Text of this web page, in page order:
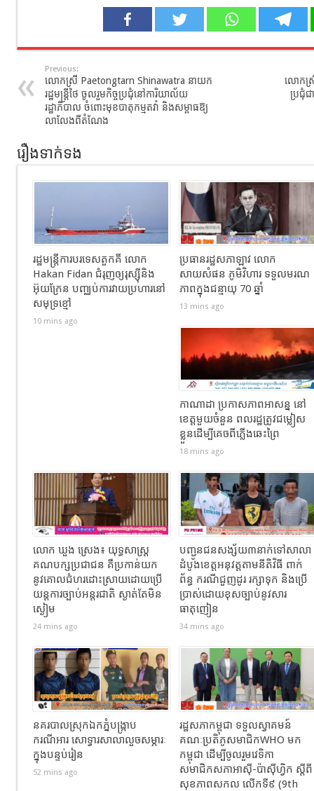
Previous:
លោកស្រី Paetongtarn Shinawatra នាយក
រដ្ឋមន្ត្រីថៃ ចូលរួមកិច្ចប្រជុំនៅការិយាល័យ
រដ្ឋាភិបាល ចំពោះមុខបាតុកម្មតវ៉ា និងសម្ពាធឱ្យ
លាលែងពីតំណែង
លោកស្
ប្រជុំជ
រឿងទាក់ទង
រដ្ឋមន្រ្តីការបរទេសតួកគី លោក
Hakan Fidan ជំរុញឲ្យរុស្ស៊ីនិង
អ៊ុយក្រែន បញ្ឈប់ការវាយប្រហារនៅ
សមុទ្រខ្មៅ
10 mins ago
ប្រធានរដ្ឋសភាឡាវ លោក
សាយសំផន ភូមិវិហារ ទទួលមរណ
ភាពក្នុងជន្មាយុ 70 ឆ្នាំ
13 mins ago
កាណាដា ប្រកាសភាពអាសន្ន នៅ
ខេត្តមួយចំនួន ពលរដ្ឋត្រូវជម្លៀស
ខ្លួនដើម្បីគេចពីភ្លើងឆេះព្រៃ
18 mins ago
លោក ឃួង ស្រេង៖ យុទ្ធសាស្ត្រ
គណបក្សប្រជាជន គឺប្រកាន់យក
នូវគោលជំហរដោះស្រាយដោយប្រើ
យន្តការច្បាប់អន្តរជាតិ ស្ងាត់តែមិន
ស្ងៀម
24 mins ago
បញ្ជូនជនសង្ស័យ៣នាក់ទៅសាលា
ដំបូងខេត្តឣនុវត្តតាមនីតិវិធី ពាក់
ព័ន្ធ ករណីជួញដូរ រក្សាទុក និងប្រើ
ប្រាស់ដោយខុសច្បាប់នូវសារ
ធាតុញៀន
34 mins ago
នគរបាលស្រុកឯកភ្នំបង្រ្កាប
ករណីអារ សោទ្វារសាលាលួចសម្ភារៈ
ក្នុងបន្ទប់រៀន
52 mins ago
រដ្ឋសភាកម្ពុជា ទទួលស្វាគមន៍
គណៈប្រតិភូសមាជិកWHO មក
កម្ពុជា ដើម្បីចូលរួមវេទិកា
សមាជិកសភាអាស៊ី-ប៉ាស៊ីហ្វិក ស្តីពី
សុខភាពសកល លើកទី៩ (9th